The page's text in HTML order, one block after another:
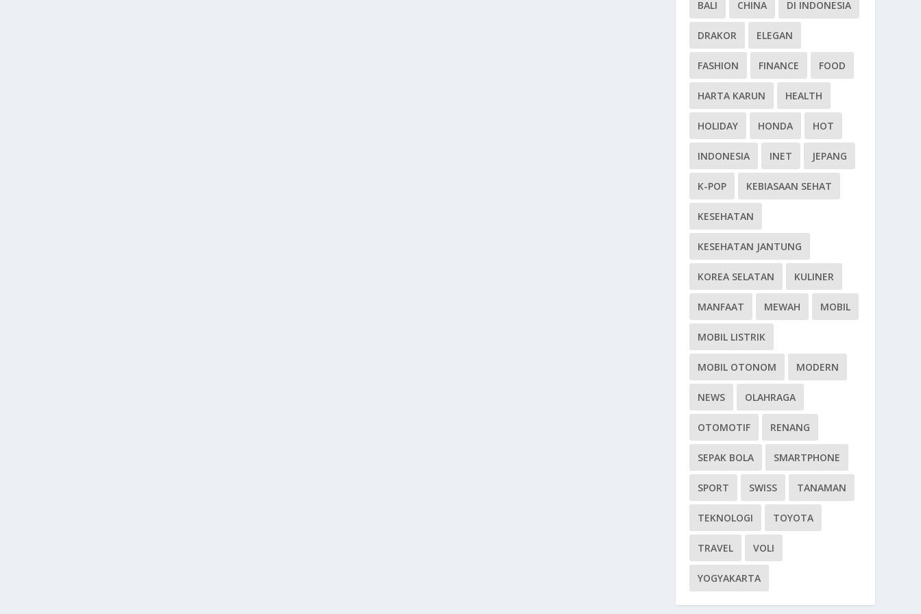
BALI CHINA DI INDONESIA
DRAKOR ELEGAN
FASHION FINANCE FOOD
HARTA KARUN HEALTH
HOLIDAY HONDA HOT
INDONESIA INET JEPANG
K-POP KEBIASAAN SEHAT
KESEHATAN
KESEHATAN JANTUNG
KOREA SELATAN KULINER
MANFAAT MEWAH MOBIL
MOBIL LISTRIK
MOBIL OTONOM MODERN
NEWS OLAHRAGA
OTOMOTIF RENANG
SEPAK BOLA SMARTPHONE
SPORT SWISS TANAMAN
TEKNOLOGI TOYOTA
TRAVEL VOLI
YOGYAKARTA